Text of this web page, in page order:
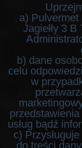
a) Pulvermet
Jagiełły 3
b) dane
celu
w
usług bądź
c)
do treści